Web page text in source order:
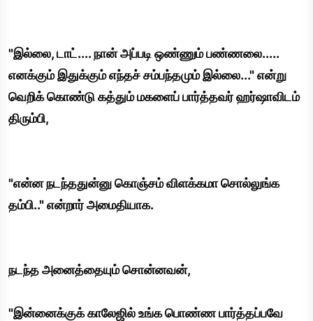
"இல்லை, டாட்.... நான் அப்படி ஒண்ணும் பண்ணலை.....
எனக்கும் இதுக்கும் எந்தச் சம்பந்தமும் இல்லை..." என்று
வெறிக் கொண்டு கத்தும் மகளைப் பார்த்தவர் ஹர்ஷாவிடம்
திரும்பி,
"என்ன நடந்ததுன்னு கொஞ்சம் விளக்கமா சொல்லுங்க
தம்பி.." என்றார் அமைதியாக.
நடந்த அனைத்தையும் சொன்னவன்,
"இன்னைக்குக் காலேஜில் உங்க பொண்ண பார்த்தப்பவே